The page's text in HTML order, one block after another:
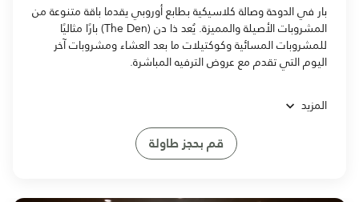
بار في الدوحة وصالة كلاسيكية بطابع أوروبي يقدما باقة متنوعة من
المشروبات الأصيلة والمميزة. يُعد ذا دن (The Den) بارًا مثاليًا
للمشروبات المسائية وكوكتيلات ما بعد العشاء ومشروبات آخر
اليوم التي تقدم مع عروض الترفيه المباشرة.
المزيد
قم بحجز طاولة